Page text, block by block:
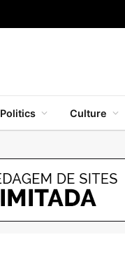
Politics Culture